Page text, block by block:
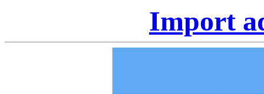
Import